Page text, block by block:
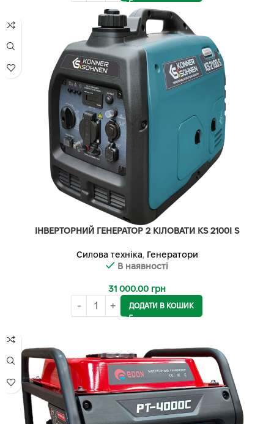
ІНВЕРТОРНИЙ ГЕНЕРАТОР 2 КІЛОВАТИ KS 2100I S
Силова техніка, Генератори
В наявності
31 000.00 грн
ДОДАТИ В КОШИК